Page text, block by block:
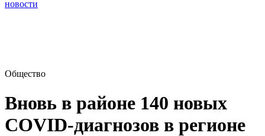
новости
Общество
Вновь в районе 140 новых
COVID-диагнозов в регионе